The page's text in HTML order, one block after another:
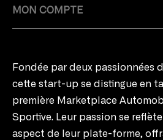
MON COMPTE
Fondée par deux passionnées
cette start-up se distingue en
première Marketplace
Sportive. Leur passion se
aspect de leur plate-forme,